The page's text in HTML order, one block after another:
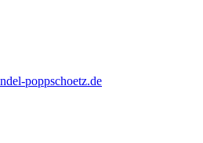
poppschoetz.de